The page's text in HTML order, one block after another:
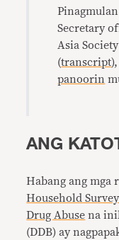
Secretary
Asia
(transcript
panoorin
ANG
Habang ang mga
Household
Drug Abuse na
(DDB) ay